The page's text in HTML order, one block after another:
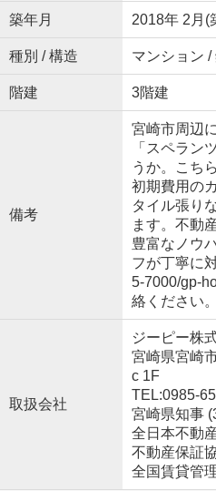
築年月 2018年 2月(
種別 / 構造 マンション /
階建 3階建
備考
宮崎市周辺
「スペラン
うか。こち
初期費用の
タイル張り
ます。不動
豊富なノウ
フが丁寧に
5-7000/gp-
絡ください。
取扱会社
ジーピー株
宮崎県宮崎
c 1F
TEL:0985-
宮崎県知事
全日本不動
不動産保証
全国賃貸管